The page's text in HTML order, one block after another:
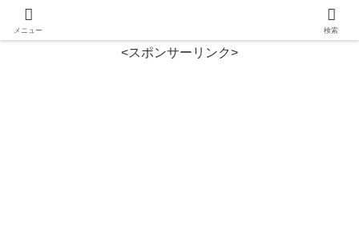
<スポンサーリンク>
メニュー 検索